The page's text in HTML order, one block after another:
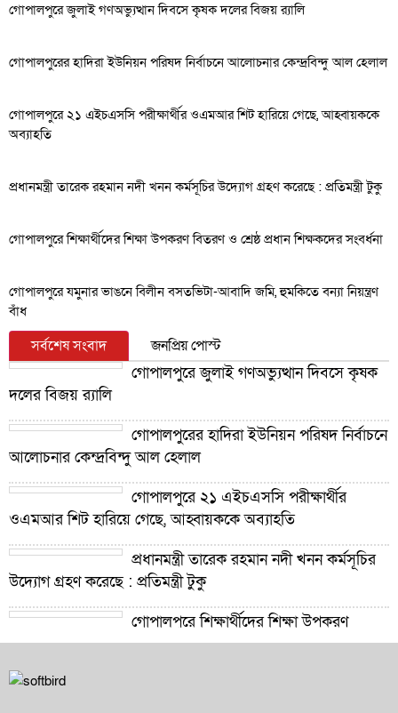
গোপালপুরে জুলাই গণঅভ্যুত্থান দিবসে কৃষক দলের বিজয় র‍্যালি
গোপালপুরের হাদিরা ইউনিয়ন পরিষদ নির্বাচনে আলোচনার কেন্দ্রবিন্দু আল হেলাল
গোপালপুরে ২১ এইচএসসি পরীক্ষার্থীর ওএমআর শিট হারিয়ে গেছে, আহ্বায়ককে
অব্যাহতি
প্রধানমন্ত্রী তারেক রহমান নদী খনন কর্মসূচির উদ্যোগ গ্রহণ করেছে : প্রতিমন্ত্রী টুকু
গোপালপুরে শিক্ষার্থীদের শিক্ষা উপকরণ বিতরণ ও শ্রেষ্ঠ প্রধান শিক্ষকদের সংবর্ধনা
গোপালপুরে যমুনার ভাঙনে বিলীন বসতভিটা-আবাদি জমি, হুমকিতে বন্যা নিয়ন্ত্রণ
বাঁধ
সর্বশেষ সংবাদ জনপ্রিয় পোস্ট
গোপালপুরে জুলাই গণঅভ্যুত্থান দিবসে কৃষক
দলের বিজয় র‍্যালি
গোপালপুরের হাদিরা ইউনিয়ন পরিষদ নির্বাচনে
আলোচনার কেন্দ্রবিন্দু আল হেলাল
গোপালপুরে ২১ এইচএসসি পরীক্ষার্থীর
ওএমআর শিট হারিয়ে গেছে, আহ্বায়ককে অব্যাহতি
প্রধানমন্ত্রী তারেক রহমান নদী খনন কর্মসূচির
উদ্যোগ গ্রহণ করেছে : প্রতিমন্ত্রী টুকু
গোপালপুরে শিক্ষার্থীদের শিক্ষা উপকরণ
বিতরণ ও শ্রেষ্ঠ প্রধান শিক্ষকদের সংবর্ধনা